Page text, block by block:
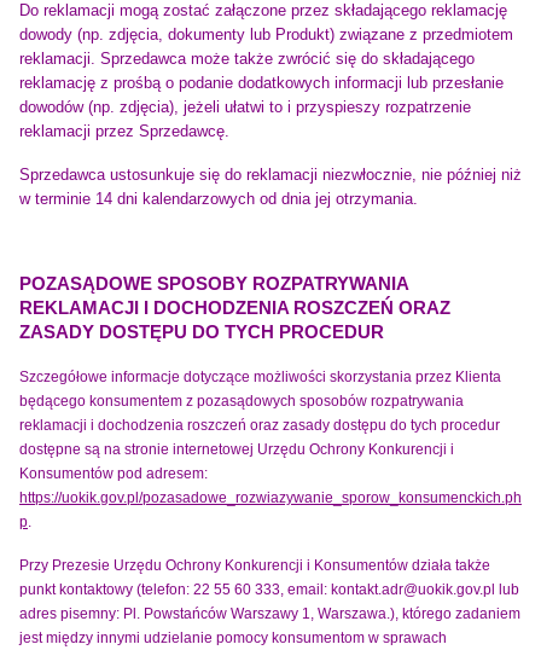
Do reklamacji mogą zostać załączone przez składającego reklamację
dowody (np. zdjęcia, dokumenty lub Produkt) związane z przedmiotem
reklamacji. Sprzedawca może także zwrócić się do składającego
reklamację z prośbą o podanie dodatkowych informacji lub przesłanie
dowodów (np. zdjęcia), jeżeli ułatwi to i przyspieszy rozpatrzenie
reklamacji przez Sprzedawcę.
Sprzedawca ustosunkuje się do reklamacji niezwłocznie, nie później niż
w terminie 14 dni kalendarzowych od dnia jej otrzymania.
POZASĄDOWE SPOSOBY ROZPATRYWANIA
REKLAMACJI I DOCHODZENIA ROSZCZEŃ ORAZ
ZASADY DOSTĘPU DO TYCH PROCEDUR
Szczegółowe informacje dotyczące możliwości skorzystania przez Klienta
będącego konsumentem z pozasądowych sposobów rozpatrywania
reklamacji i dochodzenia roszczeń oraz zasady dostępu do tych procedur
dostępne są na stronie internetowej Urzędu Ochrony Konkurencji i
Konsumentów pod adresem:
https://uokik.gov.pl/pozasadowe_rozwiazywanie_sporow_konsumenckich.ph
p.
Przy Prezesie Urzędu Ochrony Konkurencji i Konsumentów działa także
punkt kontaktowy (telefon: 22 55 60 333, email: kontakt.adr@uokik.gov.pl lub
adres pisemny: Pl. Powstańców Warszawy 1, Warszawa.), którego zadaniem
jest między innymi udzielanie pomocy konsumentom w sprawach